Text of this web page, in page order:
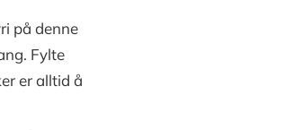
på denne
Fylte
er alltid å